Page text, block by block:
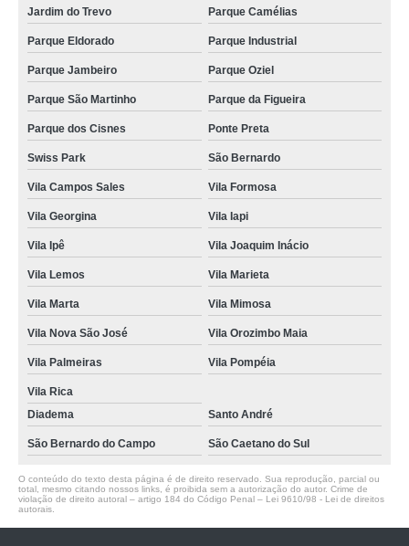
Jardim do Trevo Parque Camélias
Parque Eldorado Parque Industrial
Parque Jambeiro Parque Oziel
Parque São Martinho Parque da Figueira
Parque dos Cisnes Ponte Preta
Swiss Park São Bernardo
Vila Campos Sales Vila Formosa
Vila Georgina Vila Iapi
Vila Ipê Vila Joaquim Inácio
Vila Lemos Vila Marieta
Vila Marta Vila Mimosa
Vila Nova São José Vila Orozimbo Maia
Vila Palmeiras Vila Pompéia
Vila Rica
Diadema
Santo André
São Bernardo do Campo São Caetano do Sul
O conteúdo do texto desta página é de direito reservado. Sua reprodução, parcial ou
total, mesmo citando nossos links, é proibida sem a autorização do autor. Crime de
violação de direito autoral – artigo 184 do Código Penal – Lei 9610/98 - Lei de direitos
autorais